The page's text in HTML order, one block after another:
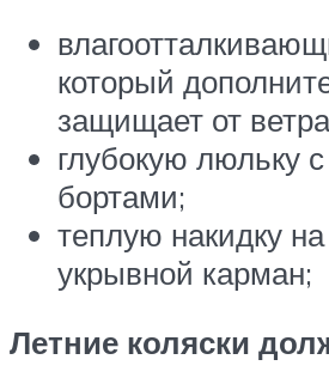
который
защищает от
глубокую люльку
бортами;
теплую накидку
укрывной карман;
Летние коляски